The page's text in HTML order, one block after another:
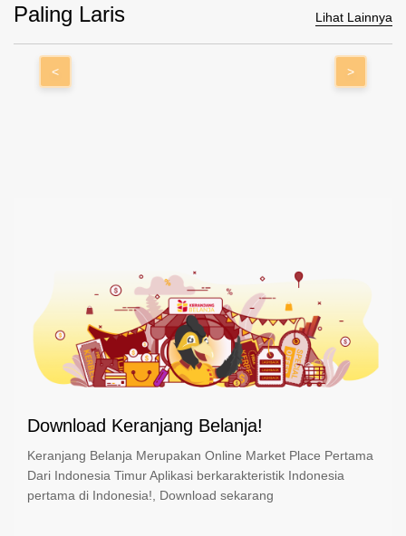
Paling Laris Lihat Lainnya
< >
Download Keranjang Belanja!
Keranjang Belanja Merupakan Online Market Place Pertama
Dari Indonesia Timur Aplikasi berkarakteristik Indonesia
pertama di Indonesia!, Download sekarang